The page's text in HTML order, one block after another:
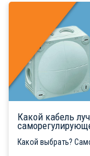
Какой кабель
Какой выбрать?